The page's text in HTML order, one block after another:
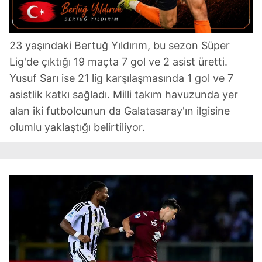
kılınması ve kişiselleştirilmesi ve sizlere yönelik
reklam/pazarlama faaliyetlerinin yapılması, amaçlarıyla
sınırlı olarak açık rızanız dahilinde kullanılacaktır.
Çerezlere ilişkin tercihlerinizi aşağıda yer alan panel
vasıtasıyla belirleyebilirsiniz. Çerezlere ilişkin detaylı bilgi
için Ayarlar butonuna tıklayabilir,Çerez Bilgilendirme
Metnimizi
ziyaret edebilirsiniz.
6698 sayılı Kişisel Verilerin Korunması Kanunu uyarınca
almak için lütfentıklayınız.
23 yaşındaki Bertuğ Yıldırım, bu sezon Süper
Lig'de çıktığı 19 maçta 7 gol ve 2 asist üretti.
Yusuf Sarı ise 21 lig karşılaşmasında 1 gol ve 7
asistlik katkı sağladı. Milli takım havuzunda yer
alan iki futbolcunun da Galatasaray'ın ilgisine
olumlu yaklaştığı belirtiliyor.